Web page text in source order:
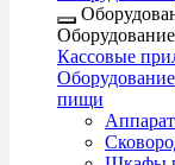
Кассовые
пищи